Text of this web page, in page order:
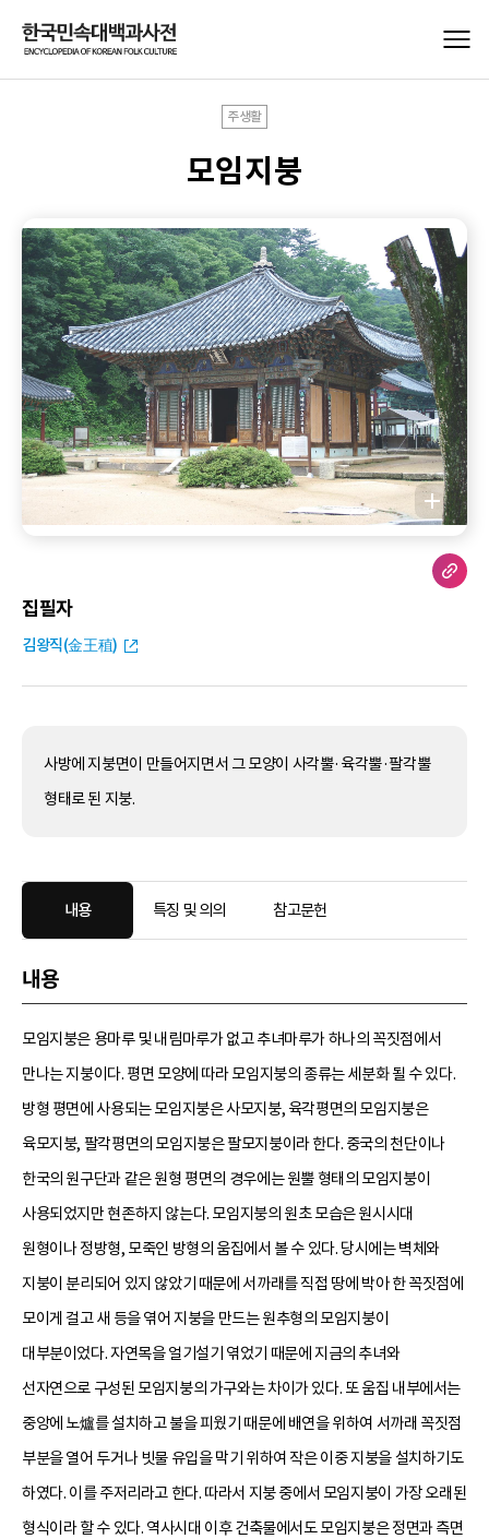
주생활
모임지붕
집필자
김왕직(金王稙)
사방에 지붕면이 만들어지면서 그 모양이 사각뿔·육각뿔·팔각뿔
형태로 된 지붕.
내용 특징 및 의의 참고문헌
내용
모임지붕은 용마루 및 내림마루가 없고 추녀마루가 하나의 꼭짓점에서
만나는 지붕이다. 평면 모양에 따라 모임지붕의 종류는 세분화 될 수 있다.
방형 평면에 사용되는 모임지붕은 사모지붕, 육각평면의 모임지붕은
육모지붕, 팔각평면의 모임지붕은 팔모지붕이라 한다. 중국의 천단이나
한국의 원구단과 같은 원형 평면의 경우에는 원뿔 형태의 모임지붕이
사용되었지만 현존하지 않는다. 모임지붕의 원초 모습은 원시시대
원형이나 정방형, 모죽인 방형의 움집에서 볼 수 있다. 당시에는 벽체와
지붕이 분리되어 있지 않았기 때문에 서까래를 직접 땅에 박아 한 꼭짓점에
모이게 걸고 새 등을 엮어 지붕을 만드는 원추형의 모임지붕이
대부분이었다. 자연목을 얼기설기 엮었기 때문에 지금의 추녀와
선자연으로 구성된 모임지붕의 가구와는 차이가 있다. 또 움집 내부에서는
중앙에 노爐를 설치하고 불을 피웠기 때문에 배연을 위하여 서까래 꼭짓점
부분을 열어 두거나 빗물 유입을 막기 위하여 작은 이중 지붕을 설치하기도
하였다. 이를 주저리라고 한다. 따라서 지붕 중에서 모임지붕이 가장 오래된
형식이라 할 수 있다. 역사시대 이후 건축물에서도 모임지붕은 정면과 측면